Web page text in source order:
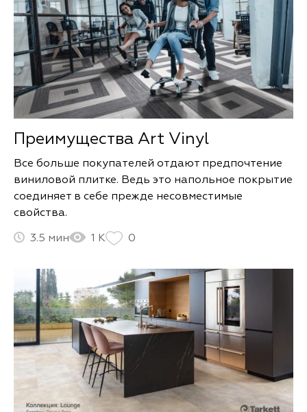
Преимущества Art Vinyl
Все больше покупателей отдают предпочтение
виниловой плитке. Ведь это напольное покрытие
соединяет в себе прежде несовместимые
свойства.
3.5 1 К 0